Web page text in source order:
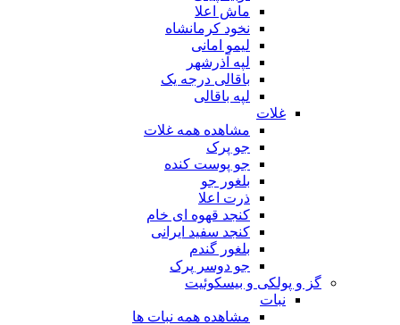
ماش اعلا
نخود کرمانشاه
لیمو امانی
لپه آذرشهر
باقالی درجه یک
لپه باقالی
غلات
مشاهده همه غلات
جو پرک
جو پوست کنده
بلغور جو
ذرت اعلا
کنجد قهوه ای خام
کنجد سفید ایرانی
بلغور گندم
جو دوسر پرک
گز و پولکی و بیسکوئیت
نبات
مشاهده همه نبات ها